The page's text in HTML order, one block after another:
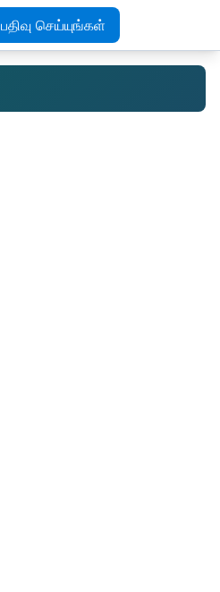
பதிவு செய்யுங்கள்